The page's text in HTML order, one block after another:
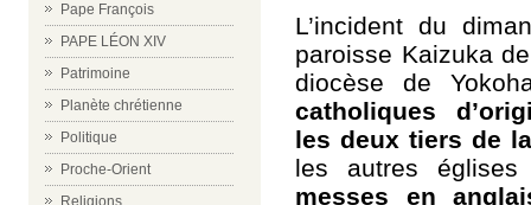
Pape François
PAPE LÉON XIV
Patrimoine
Planète chrétienne
Politique
Proche-Orient
Religions
L’incident du
paroisse Kaizuka
diocèse de
catholiques
les deux tiers de
les autres
messes en